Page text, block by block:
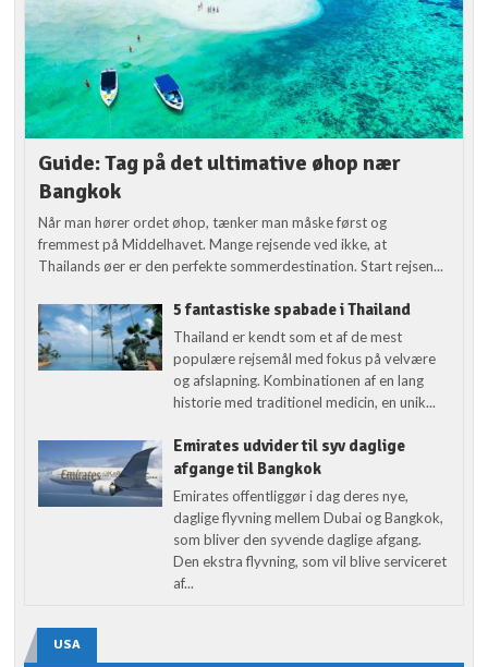
Guide: Tag på det ultimative øhop nær
Bangkok
Når man hører ordet øhop, tænker man måske først og
fremmest på Middelhavet. Mange rejsende ved ikke, at
Thailands øer er den perfekte sommerdestination. Start rejsen...
5 fantastiske spabade i Thailand
Thailand er kendt som et af de mest
populære rejsemål med fokus på velvære
og afslapning. Kombinationen af en lang
historie med traditionel medicin, en unik...
Emirates udvider til syv daglige
afgange til Bangkok
Emirates offentliggør i dag deres nye,
daglige flyvning mellem Dubai og Bangkok,
som bliver den syvende daglige afgang.
Den ekstra flyvning, som vil blive serviceret
af...
USA